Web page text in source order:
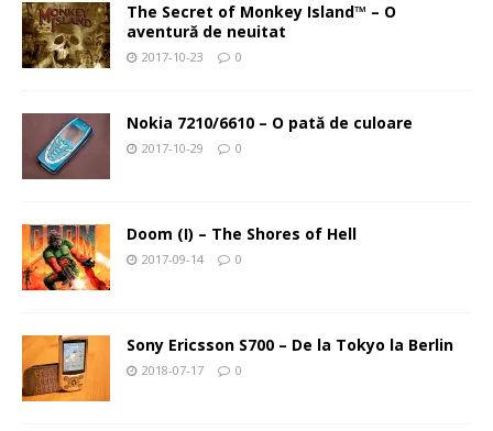
The Secret of Monkey Island™ – O
aventură de neuitat
2017-10-23 0
Nokia 7210/6610 – O pată de culoare
2017-10-29 0
Doom (I) – The Shores of Hell
2017-09-14 0
Sony Ericsson S700 – De la Tokyo la Berlin
2018-07-17 0